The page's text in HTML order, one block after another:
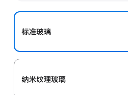
标准玻璃
纳米纹理玻璃